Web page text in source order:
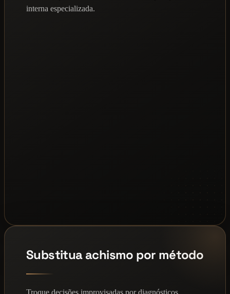
interna especializada.
Substitua achismo por método
Troque decisões improvisadas por diagnósticos,